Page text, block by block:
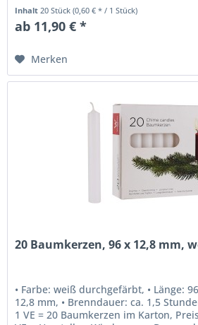
Inhalt 20 Stück(0,60 € * / 1 Stück)
ab 11,90 € *
Merken
20 Baumkerzen, 96 x 12,8 mm,
• Farbe: weiß durchgefärbt, • Länge:
12,8 mm, • Brenndauer: ca. 1,5
1 VE = 20 Baumkerzen im Karton,